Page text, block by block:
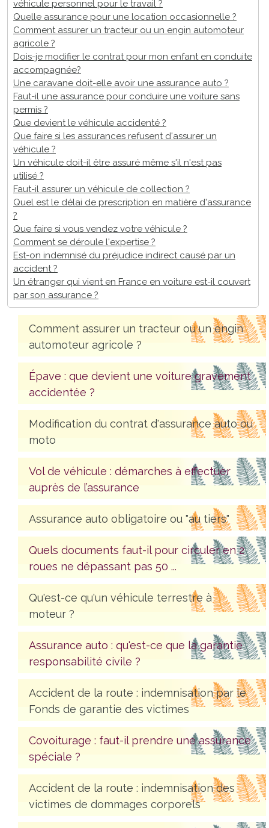
véhicule personnel pour le travail ?
Quelle assurance pour une location occasionnelle ?
Comment assurer un tracteur ou un engin automoteur
agricole ?
Dois-je modifier le contrat pour mon enfant en conduite
accompagnée?
Une caravane doit-elle avoir une assurance auto ?
Faut-il une assurance pour conduire une voiture sans
permis ?
Que devient le véhicule accidenté ?
Que faire si les assurances refusent d'assurer un
véhicule ?
Un véhicule doit-il être assuré même s'il n'est pas
utilisé ?
Faut-il assurer un véhicule de collection ?
Quel est le délai de prescription en matière d'assurance
?
Que faire si vous vendez votre véhicule ?
Comment se déroule l'expertise ?
Est-on indemnisé du préjudice indirect causé par un
accident ?
Un étranger qui vient en France en voiture est-il couvert
par son assurance ?
Comment assurer un tracteur ou un engin
automoteur agricole ?
Épave : que devient une voiture gravement
accidentée ?
Modification du contrat d'assurance auto ou
moto
Vol de véhicule : démarches à effectuer
auprès de l’assurance
Assurance auto obligatoire ou "au tiers"
Quels documents faut-il pour circuler en 2
roues ne dépassant pas 50 ...
Qu'est-ce qu'un véhicule terrestre à
moteur ?
Assurance auto : qu'est-ce que la garantie
responsabilité civile ?
Accident de la route : indemnisation par le
Fonds de garantie des victimes
Covoiturage : faut-il prendre une assurance
spéciale ?
Accident de la route : indemnisation des
victimes de dommages corporels